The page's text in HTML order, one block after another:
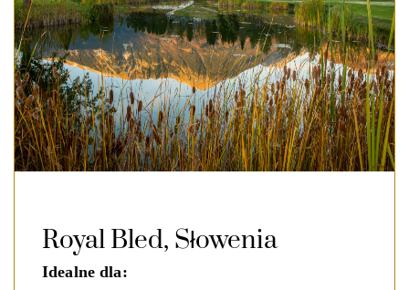
Royal Bled, Słowenia
Idealne dla: